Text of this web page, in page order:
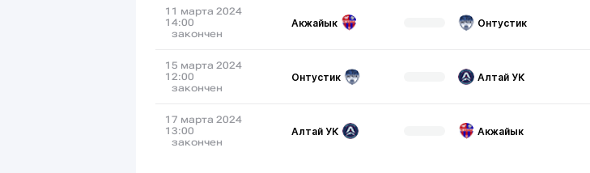
11 марта 2024
14:00
закончен
Акжайык Онтустик
15 марта 2024
12:00
закончен
Онтустик Алтай УК
17 марта 2024
13:00
закончен
Алтай УК Акжайык